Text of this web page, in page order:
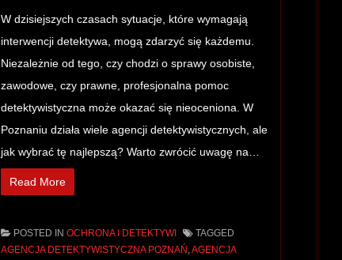
W dzisiejszych czasach sytuacje, które wymagają
interwencji detektywa, mogą zdarzyć się każdemu.
Niezależnie od tego, czy chodzi o sprawy osobiste,
zawodowe, czy prawne, profesjonalna pomoc
detektywistyczna może okazać się nieoceniona. W
Poznaniu działa wiele agencji detektywistycznych, ale
jak wybrać tę najlepszą? Warto zwrócić uwagę na…
Read More
POSTED INOCHRONA I DETEKTYWI
TAGGED
AGENCJA DETEKTYWISTYCZNA POZNAŃ ,AGENCJA